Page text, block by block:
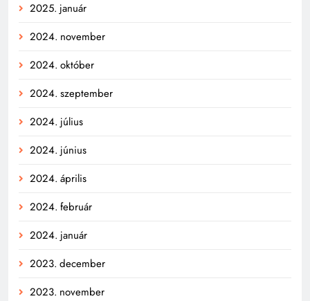
2025. január
2024. november
2024. október
2024. szeptember
2024. július
2024. június
2024. április
2024. február
2024. január
2023. december
2023. november